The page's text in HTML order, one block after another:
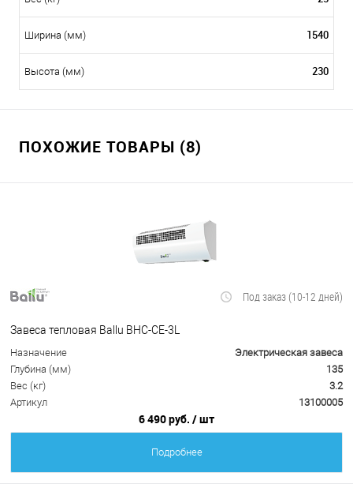
Ширина (мм) 1540
Высота (мм) 230
ПОХОЖИЕ ТОВАРЫ (8)
Под заказ (10-12 дней)
Завеса тепловая Ballu BHC-CE-3L
Назначение
Электрическая завеса
Глубина (мм)
135
Вес (кг)
3.2
Артикул
13100005
6 490 руб. / шт
Подробнее